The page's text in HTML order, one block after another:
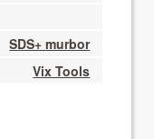
SDS+ murbor
Vix Tools